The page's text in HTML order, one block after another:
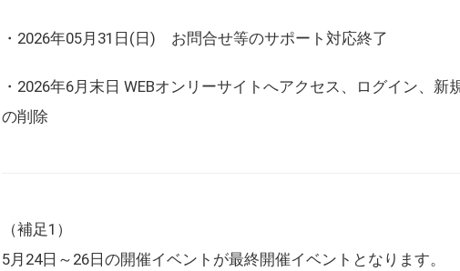
・2026年05月31日(日) お問合せ等のサポート対応終了
・2026年6月末日 WEBオンリーサイトへアクセス、ログイン、
の削除
（補足1）
5月24日～26日の開催イベントが最終開催イベントとなります。